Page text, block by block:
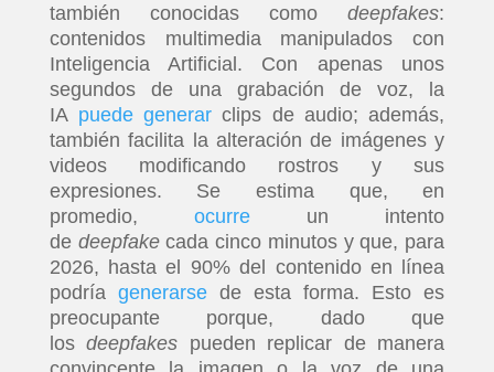
también conocidas comodeepfakes:
contenidos multimedia manipulados con
Inteligencia Artificial. Con apenas unos
segundos de una grabación de voz, la
IA puede generar clips de audio; además,
también facilita la alteración de imágenes y
videos modificando rostros y sus
expresiones. Se estima que, en
promedio, ocurreun intento
de deepfakecada cinco minutos y que, para
2026, hasta el 90% del contenido en línea
podría generarsede esta forma. Esto es
preocupante porque, dado que
losdeepfakes pueden replicar de manera